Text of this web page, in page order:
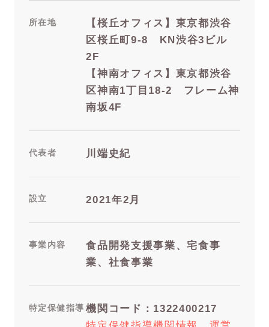
所在地
【桜丘オフィス】東京都渋谷
区桜丘町9-8 KN渋谷3ビル
2F
【神南オフィス】東京都渋谷
区神南1丁目18-2 フレーム神
南坂4F
代表者 川端史紀
設立 2021年2月
事業内容
食品開発支援事業、宅食事
業、社食事業
特定保健指導 機関コード：1322400217